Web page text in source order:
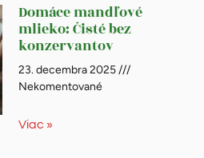
Domáce mandľové
mlieko: Čisté bez
konzervantov
23. decembra 2025
Nekomentované
Viac »